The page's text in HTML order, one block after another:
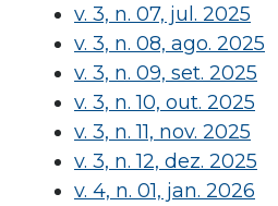
v. 3, n. 07, jul. 2025
v. 3, n. 08, ago. 2025
v. 3, n. 09, set. 2025
v. 3, n. 10, out. 2025
v. 3, n. 11, nov. 2025
v. 3, n. 12, dez. 2025
v. 4, n. 01, jan. 2026